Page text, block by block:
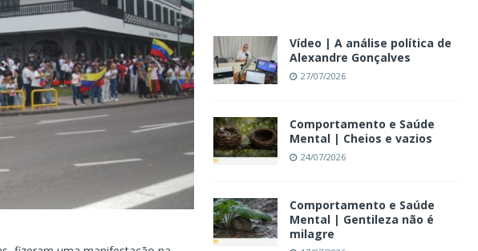
Vídeo | A análise política de
Alexandre Gonçalves
27/07/2026
Comportamento e Saúde
Mental | Cheios e vazios
24/07/2026
Comportamento e Saúde
Mental | Gentileza não é
milagre